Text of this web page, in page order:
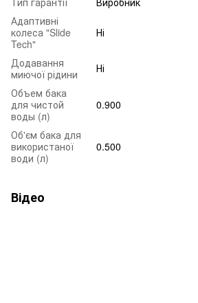
Адаптивні
колеса "Slide
Tech"
Ні
Додавання
миючої рідини
Ні
Объем бака
для чистой
воды (л)
0.900
Об'єм бака для
використаної
води (л)
0.500
Відео